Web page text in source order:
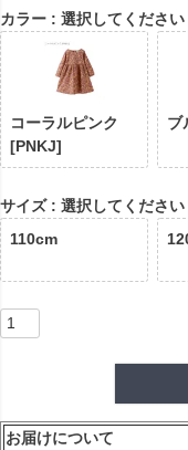
カラー 選択してください
コーラルピンク
[PNKJ]
ブ
サイズ
選択してください
110cm
お届けについて